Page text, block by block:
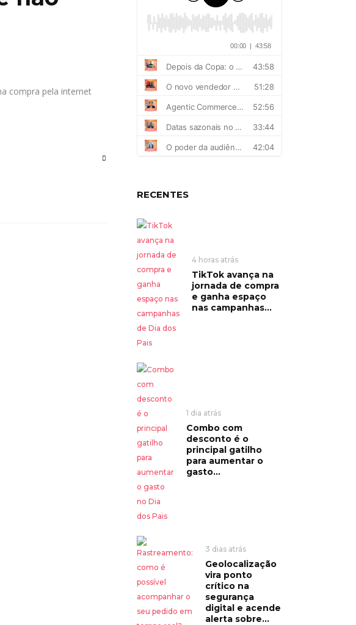
compra pela internet
RECENTES
4 horas atrás
TikTok avança na
jornada de compra
e ganha espaço
nas campanhas...
1 dia atrás
Combo com
desconto é o
principal gatilho
para aumentar o
gasto...
3 dias atrás
Geolocalização
vira ponto
crítico na
segurança
digital e acende
alerta sobre...